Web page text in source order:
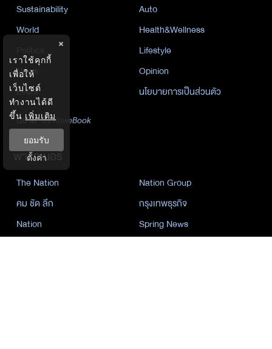
Sustainability
Auto
World
Health&Wellness
Lifestyle
News
Opinion
Event
นโยบายการเป็นส่วนตัว
นิยาย by KaweBook
พาร์ทเนอร์
The Nation
Nation Group
คม ชัด ลึก
กรุงเทพธุรกิจ
Nation
Spring News
×
เราใช้คุกกี้
เพื่อให้
เว็บไซต์
ทำงานได้ดี
ขึ้น เพิ่มเติม
ยอมรับ
ตั้งค่า